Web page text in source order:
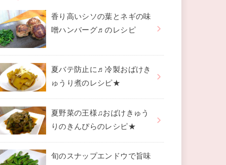
香り高いシソの葉とネギの味
噌ハンバーグ♬のレシピ
夏バテ防止に♬冷製おばけき
ゅうり煮のレシピ★
夏野菜の王様♫おばけきゅう
りのきんぴらのレシピ★
旬のスナップエンドウで旨味